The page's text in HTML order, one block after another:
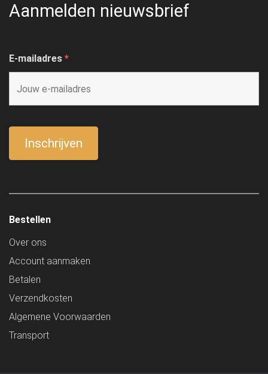
Aanmelden nieuwsbrief
E-mailadres *
Bestellen
Over ons
Account aanmaken
Betalen
Verzendkosten
Algemene Voorwaarden
Transport